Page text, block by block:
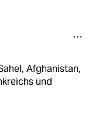
Afghanistan,
und